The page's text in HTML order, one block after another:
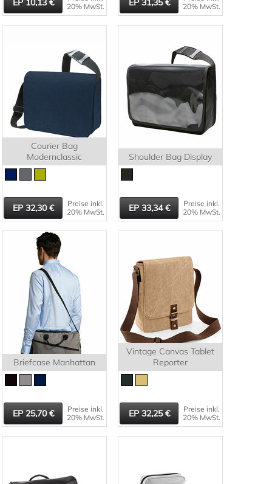
10,13
20% MwSt.
31,35
20% MwSt.
Courier Bag
Modernclassic
32,30
Preise inkl.
20% MwSt.
Shoulder Bag Display
33,34
Preise inkl.
20% MwSt.
Briefcase Manhattan
25,70
Preise inkl.
20% MwSt.
Vintage Canvas Tablet
Reporter
32,25
Preise inkl.
20% MwSt.